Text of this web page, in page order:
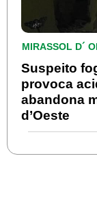
MIRASSOL D´
Suspeito
provoca
abandona
d’Oeste